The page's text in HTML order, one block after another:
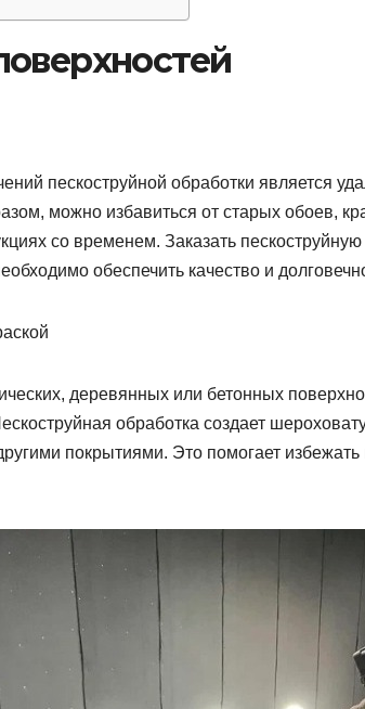
пескоструйной обработки является
можно избавиться от старых обоев,
со временем. Заказать
обеспечить качество и
деревянных или бетонных
обработка создает
покрытиями. Это помогает